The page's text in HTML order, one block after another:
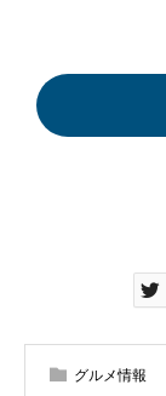
グルメ情報